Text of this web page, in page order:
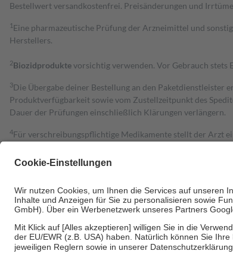
Bestell­wert versand­kosten­frei. Preisänderungen und
1 Eine pharmazeutische Prüfung der Arzneimittel und
Herstellers.
2Biozidproduktevorsichtig verwenden. Vor Gebrauch
3Die Übergabe deiner Bestellung an den Paketdienstleister
Produktverfügbarkeit sowie vom Zustellzeitpunkt des
Dauer der Prüfungen einschließlich Klärungen verlängern.
4Für verschreibungspflichtige Medikamente stellt der Arzt
Grundsätzlich leisten Mitglieder Zuzahlungen in Höhe von
Bei Heilmitteln und häuslicher Krankenpflege beträgt die
Um das Engagement der Versicherten für ihre eigene
• Untersuchungen zur Vorsorge und Früherkennung, die
• empfohlenen Schutzimpfungen